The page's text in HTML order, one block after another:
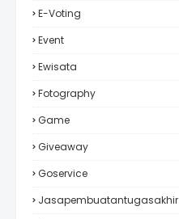
E-Voting
Event
Ewisata
Fotography
Game
Giveaway
Goservice
Jasapembuatantugasakhir